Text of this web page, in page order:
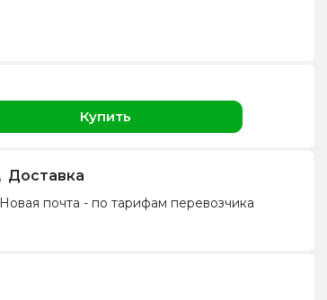
Купить
Доставка
Новая почта - по тарифам перевозчика